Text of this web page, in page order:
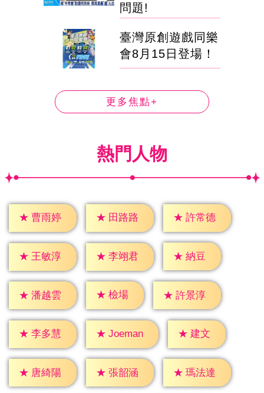
問題!
臺灣原創遊戲同樂
會8月15日登場！
更多焦點+
熱門人物
★ 曹雨婷 ★ 田路路 ★ 許常德
★ 王敏淳 ★ 李翊君 ★ 納豆
★ 潘越雲 ★ 檢場 ★ 許景淳
★ 李多慧 ★ Joeman ★ 建文
★ 唐綺陽 ★ 張韶涵 ★ 瑪法達